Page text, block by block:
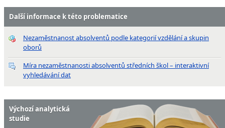
Další informace k této problematice
Nezaměstnanost absolventů podle kategorií vzdělání a skupin
oborů
Míra nezaměstnanosti absolventů středních škol – interaktivní
vyhledávání dat
Výchozí analytická
studie